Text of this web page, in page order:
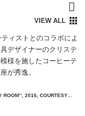
ィストとのコラボによ
デザイナーのクリステ
様を施したコーヒーテ
が秀逸。
FENDI & CRISTINA CELESTINO, ‘‘THE HAPPY ROOM’’, 2016, COURTESY OF FENDI